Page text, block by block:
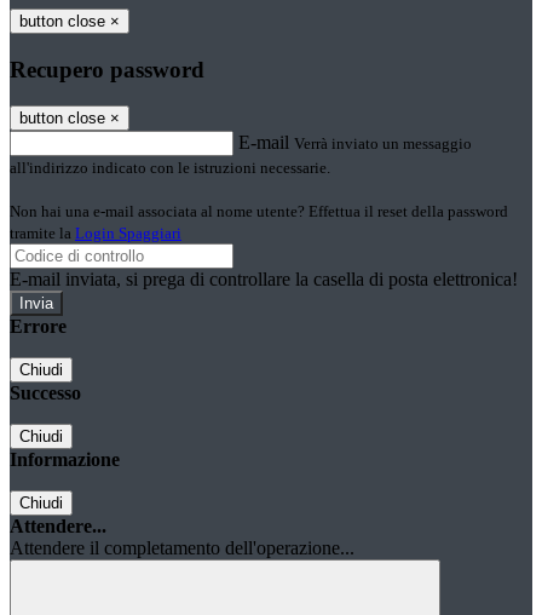
button close ×
Recupero password
button close ×
E-mail Verrà inviato un messaggio
all'indirizzo indicato con le istruzioni necessarie.
Non hai una e-mail associata al nome utente? Effettua il reset della password
tramite la Login Spaggiari
E-mail inviata, si prega di controllare la casella di posta elettronica!
Errore
Chiudi
Successo
Chiudi
Informazione
Chiudi
Attendere...
Attendere il completamento dell'operazione...